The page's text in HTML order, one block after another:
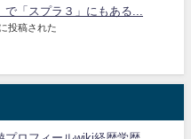
で「スプラ３」にもある...
投稿された